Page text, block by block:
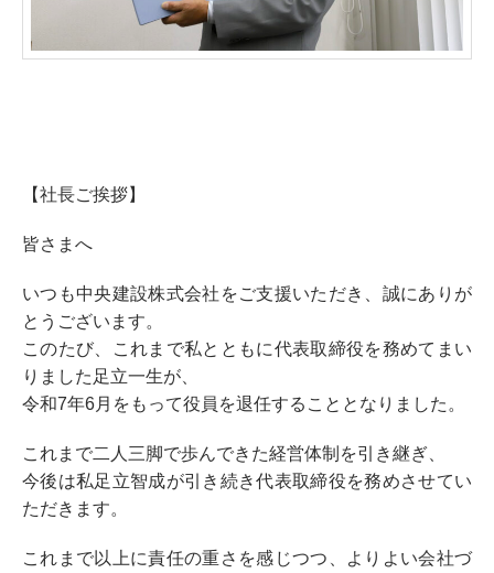
【社長ご挨拶】
皆さまへ
いつも中央建設株式会社をご支援いただき、誠にありが
とうございます。
このたび、これまで私とともに代表取締役を務めてまい
りました足立一生が、
令和7年6月をもって役員を退任することとなりました。
これまで二人三脚で歩んできた経営体制を引き継ぎ、
今後は私足立智成が引き続き代表取締役を務めさせてい
ただきます。
これまで以上に責任の重さを感じつつ、よりよい会社づ